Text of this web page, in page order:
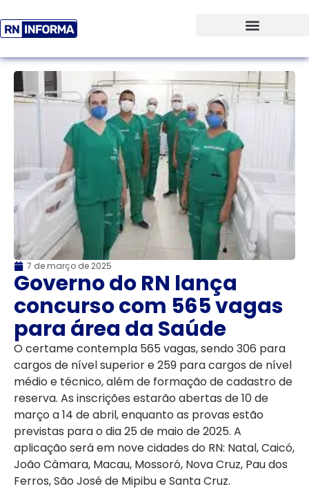
7 de março de 2025
Governo do RN lança
concurso com 565 vagas
para área da Saúde
O certame contempla 565 vagas, sendo 306 para
cargos de nível superior e 259 para cargos de nível
médio e técnico, além de formação de cadastro de
reserva. As inscrições estarão abertas de 10 de
março a 14 de abril, enquanto as provas estão
previstas para o dia 25 de maio de 2025. A
aplicação será em nove cidades do RN: Natal, Caicó,
João Câmara, Macau, Mossoró, Nova Cruz, Pau dos
Ferros, São José de Mipibu e Santa Cruz.